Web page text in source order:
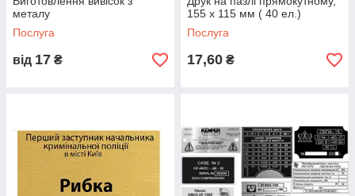
металу
Послуга
від 17 ₴
155 х 115 мм ( 40 ел.)
Послуга
17,60 ₴